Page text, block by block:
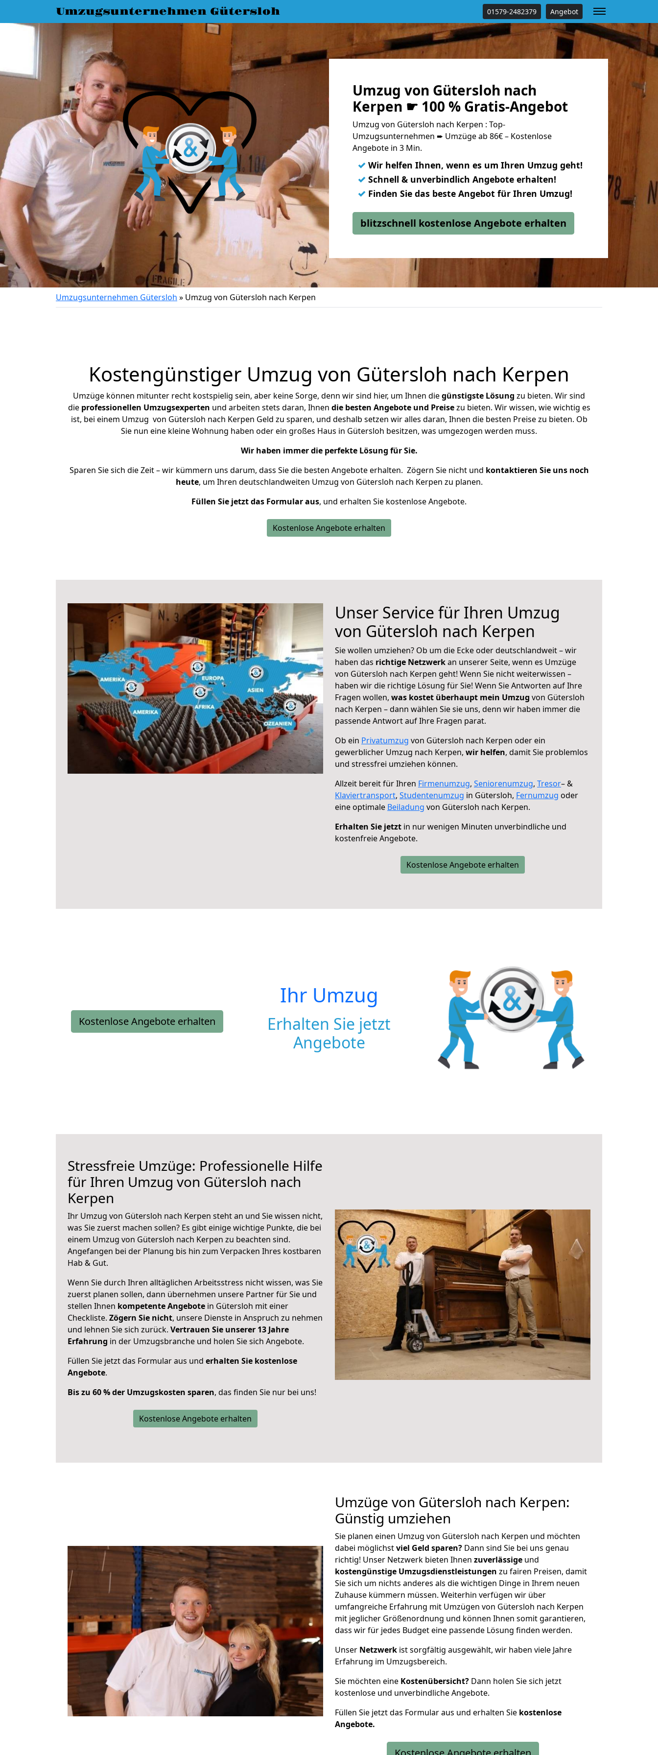
Umzugsunternehmen Gütersloh 01579-2482379 Angebot
Umzug von Gütersloh nach
Kerpen ☛ 100 % Gratis-Angebot
Umzug von Gütersloh nach Kerpen : Top-
Umzugsunternehmen ➨ Umzüge ab 86€ – Kostenlose
Angebote in 3 Min.
✓ Wir helfen Ihnen, wenn es um Ihren Umzug geht!
✓ Schnell & unverbindlich Angebote erhalten!
✓ Finden Sie das beste Angebot für Ihren Umzug!
blitzschnell kostenlose Angebote erhalten
Umzugsunternehmen Gütersloh » Umzug von Gütersloh nach Kerpen
Kostengünstiger Umzug von Gütersloh nach Kerpen
Umzüge können mitunter recht kostspielig sein, aber keine Sorge, denn wir sind hier, um Ihnen diegünstigste Lösung zu bieten. Wir sind
die professionellen Umzugsexperten und arbeiten stets daran, Ihnen die besten Angebote und Preisezu bieten. Wir wissen, wie wichtig es
ist, bei einem Umzug von Gütersloh nach Kerpen Geld zu sparen, und deshalb setzen wir alles daran, Ihnen die besten Preise zu bieten. Ob
Sie nun eine kleine Wohnung haben oder ein großes Haus in Gütersloh besitzen, was umgezogen werden muss.
Wir haben immer die perfekte Lösung für Sie.
Sparen Sie sich die Zeit – wir kümmern uns darum, dass Sie die besten Angebote erhalten. Zögern Sie nicht und kontaktieren Sie uns noch
heute, um Ihren deutschlandweiten Umzug von Gütersloh nach Kerpen zu planen.
Füllen Sie jetzt das Formular aus, und erhalten Sie kostenlose Angebote.
Kostenlose Angebote erhalten
Unser Service für Ihren Umzug
von Gütersloh nach Kerpen
Sie wollen umziehen? Ob um die Ecke oder deutschlandweit – wir
haben das richtige Netzwerkan unserer Seite, wenn es Umzüge
von Gütersloh nach Kerpen geht! Wenn Sie nicht weiterwissen –
haben wir die richtige Lösung für Sie! Wenn Sie Antworten auf Ihre
Fragen wollen, was kostet überhaupt mein Umzug von Gütersloh
nach Kerpen – dann wählen Sie sie uns, denn wir haben immer die
passende Antwort auf Ihre Fragen parat.
Ob ein Privatumzug von Gütersloh nach Kerpen oder ein
gewerblicher Umzug nach Kerpen, wir helfen, damit Sie problemlos
und stressfrei umziehen können.
Allzeit bereit für Ihren Firmenumzug, Seniorenumzug, Tresor– &
Klaviertransport, Studentenumzug in Gütersloh, Fernumzug oder
eine optimale Beiladung von Gütersloh nach Kerpen.
Erhalten Sie jetzt in nur wenigen Minuten unverbindliche und
kostenfreie Angebote.
Kostenlose Angebote erhalten
Kostenlose Angebote erhalten
Ihr Umzug
Erhalten Sie jetzt
Angebote
Stressfreie Umzüge: Professionelle Hilfe
für Ihren Umzug von Gütersloh nach
Kerpen
Ihr Umzug von Gütersloh nach Kerpen steht an und Sie wissen nicht,
was Sie zuerst machen sollen? Es gibt einige wichtige Punkte, die bei
einem Umzug von Gütersloh nach Kerpen zu beachten sind.
Angefangen bei der Planung bis hin zum Verpacken Ihres kostbaren
Hab & Gut.
Wenn Sie durch Ihren alltäglichen Arbeitsstress nicht wissen, was Sie
zuerst planen sollen, dann übernehmen unsere Partner für Sie und
stellen Ihnen kompetente Angebote in Gütersloh mit einer
Checkliste. Zögern Sie nicht, unsere Dienste in Anspruch zu nehmen
und lehnen Sie sich zurück. Vertrauen Sie unserer 13 Jahre
Erfahrung in der Umzugsbranche und holen Sie sich Angebote.
Füllen Sie jetzt das Formular aus und erhalten Sie kostenlose
Angebote.
Bis zu 60 % der Umzugskosten sparen, das finden Sie nur bei uns!
Kostenlose Angebote erhalten
Umzüge von Gütersloh nach Kerpen:
Günstig umziehen
Sie planen einen Umzug von Gütersloh nach Kerpen und möchten
dabei möglichstviel Geld sparen? Dann sind Sie bei uns genau
richtig! Unser Netzwerk bieten Ihnen zuverlässige und
kostengünstige Umzugsdienstleistungen zu fairen Preisen, damit
Sie sich um nichts anderes als die wichtigen Dinge in Ihrem neuen
Zuhause kümmern müssen. Weiterhin verfügen wir über
umfangreiche Erfahrung mit Umzügen von Gütersloh nach Kerpen
mit jeglicher Größenordnung und können Ihnen somit garantieren,
dass wir für jedes Budget eine passende Lösung finden werden.
Unser Netzwerk ist sorgfältig ausgewählt, wir haben viele Jahre
Erfahrung im Umzugsbereich.
Sie möchten eine Kostenübersicht? Dann holen Sie sich jetzt
kostenlose und unverbindliche Angebote.
Füllen Sie jetzt das Formular aus und erhalten Sie kostenlose
Angebote.